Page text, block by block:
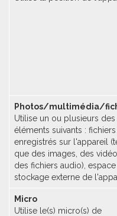
Photos/multimédia/
Utilise un ou plusieurs des
éléments suivants : fichiers
enregistrés sur l'appareil
que des images, des
des fichiers audio),
stockage externe de
Micro
Utilise le(s) micro(s) de